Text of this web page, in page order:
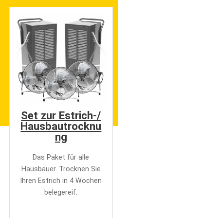
Set zur Estrich-/
Hausbautrocknu
ng
Das Paket für alle
Hausbauer. Trocknen Sie
Ihren Estrich in 4 Wochen
belegereif.